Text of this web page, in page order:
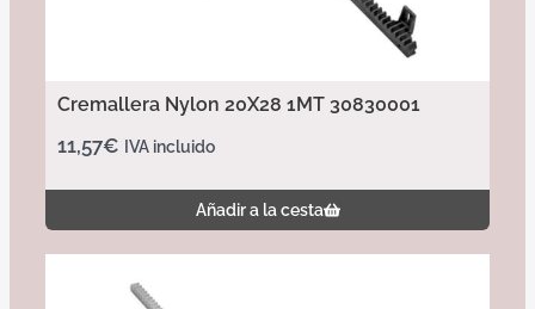
Cremallera Nylon 20X28 1MT 30830001
11,57€ IVA incluido
Añadir a la cesta